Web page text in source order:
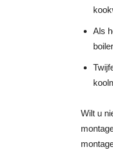
Als
Wilt u